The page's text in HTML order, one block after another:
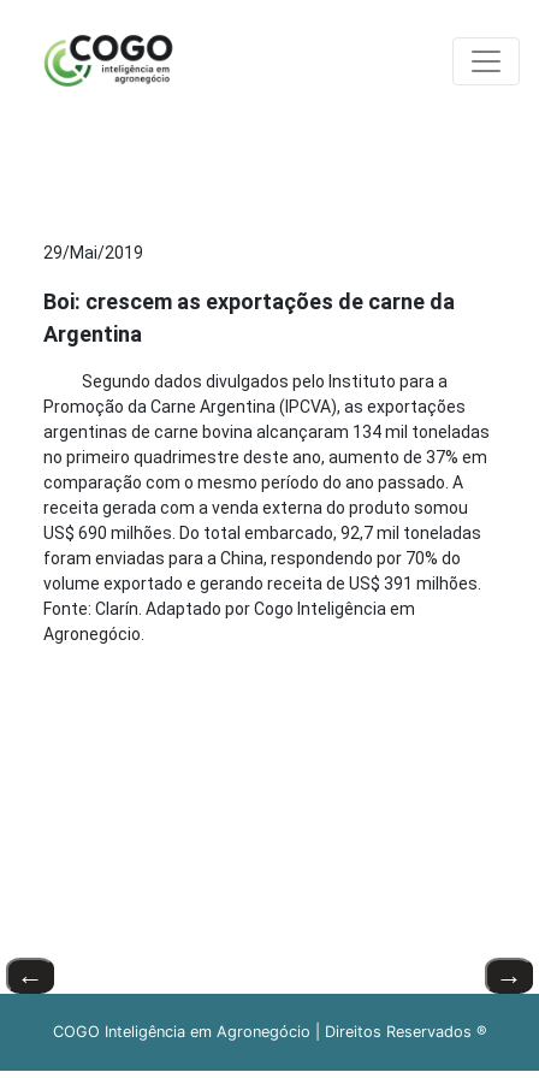
29/Mai/2019
Boi: crescem as exportações de carne da
Argentina
Segundo dados divulgados pelo Instituto para a
Promoção da Carne Argentina (IPCVA), as exportações
argentinas de carne bovina alcançaram 134 mil toneladas
no primeiro quadrimestre deste ano, aumento de 37% em
comparação com o mesmo período do ano passado. A
receita gerada com a venda externa do produto somou
US$ 690 milhões. Do total embarcado, 92,7 mil toneladas
foram enviadas para a China, respondendo por 70% do
volume exportado e gerando receita de US$ 391 milhões.
Fonte: Clarín. Adaptado por Cogo Inteligência em
Agronegócio.
← →
COGO Inteligência em Agronegócio | Direitos Reservados ®